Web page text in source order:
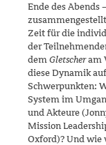
Ende des Abends
Zeit für die
der
dem Gletscheram
diese Dynamik
Schwer­punk­ten:
System im
und Akteure
Mission
Oxford)? Und